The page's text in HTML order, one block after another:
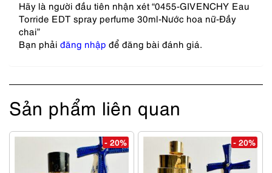
Hãy là người đầu tiên nhận xét “0455-GIVENCHY Eau
Torride EDT spray perfume 30ml-Nước hoa nữ-Đầy
chai”
Bạn phải đăng nhập để đăng bài đánh giá.
Sản phẩm liên quan
- 20% - 20%